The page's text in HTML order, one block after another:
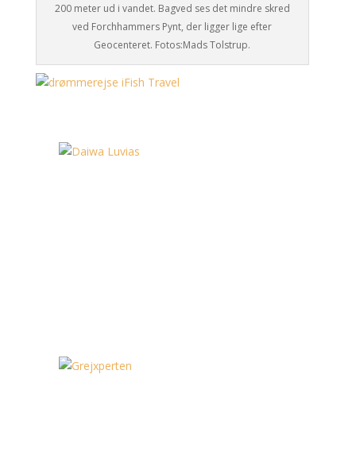
200 meter ud i vandet. Bagved ses det mindre skred
ved Forchhammers Pynt, der ligger lige efter
Geocenteret. Fotos:Mads Tolstrup.